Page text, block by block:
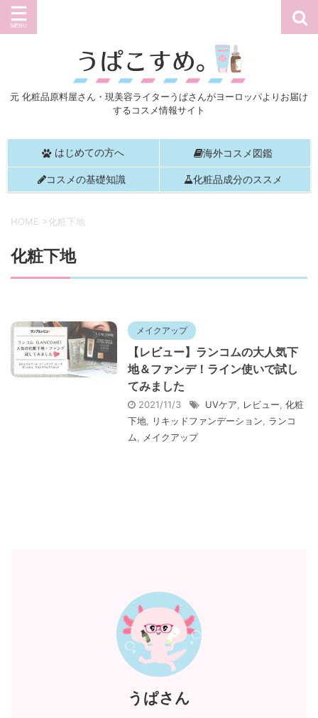
元 化粧品原料屋さん・現美容ライターうぱさんがヨーロッパよりお届け
するコスメ情報サイト
はじめての方へ 海外コスメ図鑑
コスメの基礎知識 化粧品成分のススメ
HOME >化粧下地
化粧下地
メイクアップ
【レビュー】ランコムの大人気下
地＆ファンデ！ライン使いで試し
てみました
2021/11/3 UVケア レビュー 化粧
下地
リキッドファンデーション
ランコ
ム
メイクアップ
うぱさん